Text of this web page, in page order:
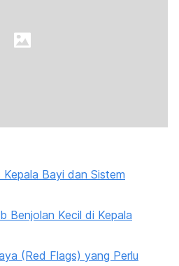
Bayi dan Sistem
Benjolan Kecil di Kepala
(Red Flags) yang Perlu